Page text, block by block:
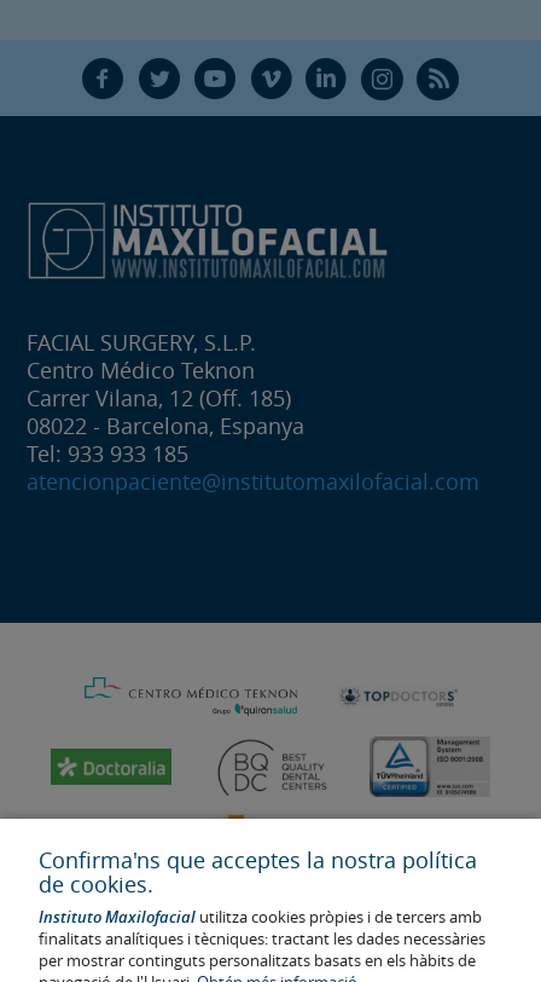
F T Y V L Ñ R
FACIAL SURGERY, S.L.P.
Centro Médico Teknon
Carrer Vilana, 12 (Off. 185)
08022 - Barcelona, Espanya
Tel: 933 933 185
atencionpaciente@institutomaxilofacial.com
Confirma'ns que acceptes la nostra política
de cookies.
Instituto Maxilofacial utilitza cookies pròpies i de tercers amb
finalitats analítiques i tècniques: tractant les dades necessàries
per mostrar continguts personalitzats basats en els hàbits de